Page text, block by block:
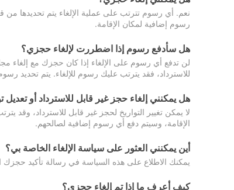
نعم. أي رسوم تترتب على عملية الإلغاء يتم تحديدها
رسوم إضافية لمكان الإقامة.
هل سأدفع رسوم إذا اضطررت لإلغاء حجزي؟
لن تدفع أي رسوم على الإلغاء إذا كان حجزك مع إلغاء
للاسترداد، فقد يترتب عليك رسوم للإلغاء. يتم تحديد
هل يمكنني إلغاء حجز غير قابل للاسترداد أو تعديل
لا يمكن تغيير التواريخ لحجز غير قابل للاسترداد، وقد
الإقامة، وسيتم دفع أي رسوم إضافية لصالحهم.
أين يمكنني العثور على سياسة الإلغاء الخاصة بي؟
يمكنك الاطلاع على هذه السياسة في رسالة تأكيد حجزك
كيف أعرف ما إذا تم إلغاء حجزي؟